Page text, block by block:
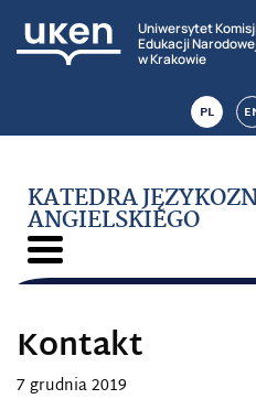
Uniwersytet
Edukacji
w Krakowie
PL
KATEDRA
ANGIELSKIEGO
Kontakt
7 grudnia 2019